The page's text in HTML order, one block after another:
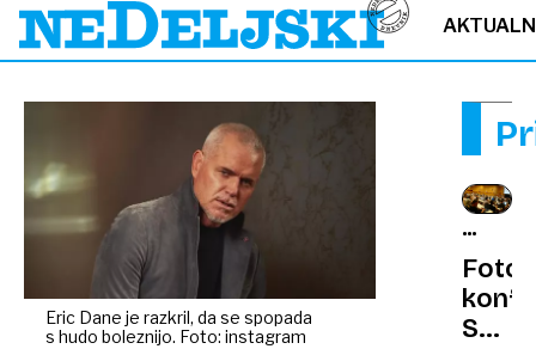
Eric Dane je razkril, da se spopada
s hudo boleznijo. Foto: instagram
ZA